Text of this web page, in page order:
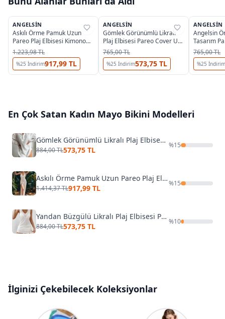
%35
ANGELSIN
Askılı Örme Pamuk Uzun
Pareo Plaj Elbisesi Kimono
Kaftan Angelsin MS 4098
Beyaz
1.223,98 TL
%25 İndirim917,99 TL
%35
ANGELSIN
Gömlek Görünümlü Likralı
Plaj Elbisesi Pareo Cover Up
Kimono Angelsin MS 4384
Beyaz
765,00 TL
%25 İndirim573,75 TL
%35
ANGELSIN
Angelsin
Tasarım
Kimono
765,00 TL
%25 İndirim
En Çok Satan Kadın Mayo Bikini Modelleri
Gömlek Görünümlü Likralı Plaj Elbisesi Pareo Cover Up Kimono Angelsin MS 4384 Beyaz
884,00 TL573,75 TL
%15
Askılı Örme Pamuk Uzun Pareo Plaj Elbisesi Kimono Kaftan Angelsin MS 4098 Beyaz
1.414,37 TL917,99 TL
%15
Yandan Büzgülü Likralı Plaj Elbisesi Pareo Cover Up Kimono Angelsin MS4386 Beyaz
884,00 TL573,75 TL
%10
İlginizi Çekebilecek Koleksiyonlar